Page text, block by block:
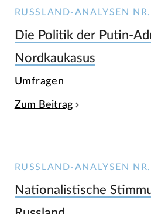
RUSSLAND-ANALYSEN
Die Politik der Putin-
Nordkaukasus
Umfragen
Zum Beitrag
RUSSLAND-ANALYSEN
Nationalistische